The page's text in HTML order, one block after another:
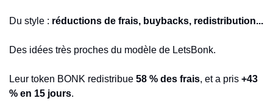
Du style : réductions de frais, buybacks, redistribution...
Des idées très proches du modèle de LetsBonk.
Leur token BONK redistribue 58 % des frais, et a pris +43
% en 15 jours.